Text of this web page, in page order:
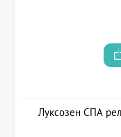
Луксозен СПА